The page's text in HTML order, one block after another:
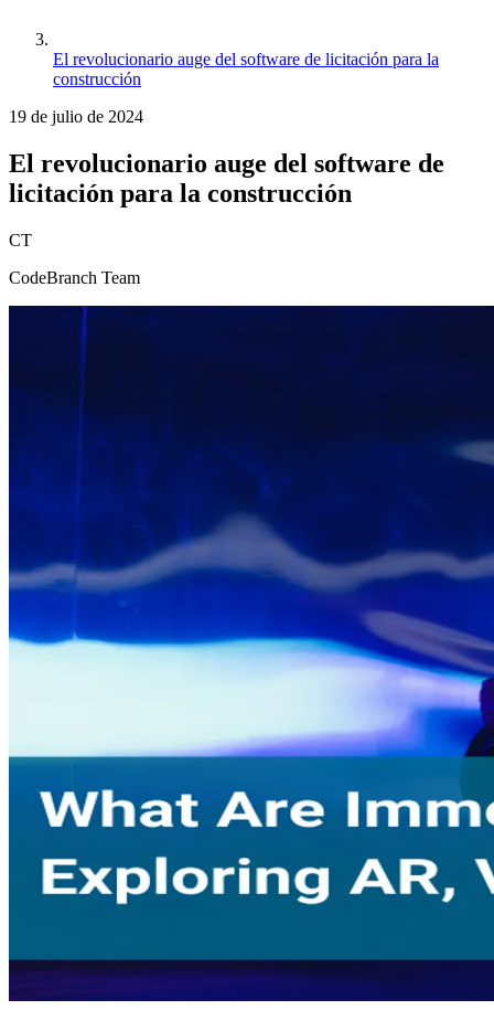
El revolucionario auge del software de licitación para la
construcción
19 de julio de 2024
El revolucionario auge del software de
licitación para la construcción
CT
CodeBranch Team